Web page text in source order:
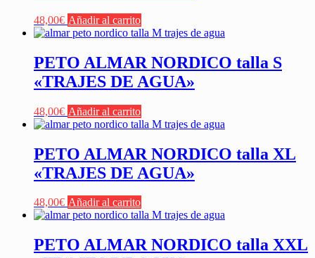
48,00€ Añadir al carrito
PETO ALMAR NORDICO talla S
«TRAJES DE AGUA»
48,00€ Añadir al carrito
PETO ALMAR NORDICO talla XL
«TRAJES DE AGUA»
48,00€ Añadir al carrito
PETO ALMAR NORDICO talla XXL